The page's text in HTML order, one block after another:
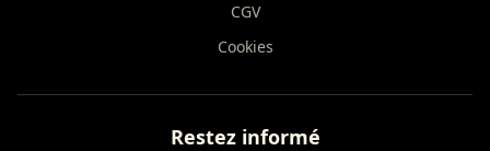
CGV
Cookies
Restez informé